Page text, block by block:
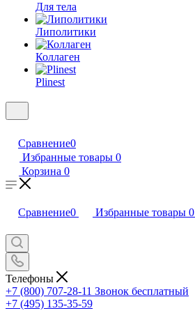
Для тела
Липолитики
Коллаген
Plinest
Сравнение0
Избранные товары 0
Корзина 0
Сравнение0 Избранные товары 0
Телефоны
+7 (800) 707-28-11 Звонок бесплатный
+7 (495) 135-35-59